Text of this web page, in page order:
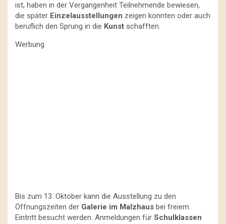
ist, haben in der Vergangenheit Teilnehmende bewiesen,
die später Einzelausstellungen zeigen konnten oder auch
beruflich den Sprung in die Kunst schafften.
Werbung
Bis zum 13. Oktober kann die Ausstellung zu den
Öffnungszeiten der Galerie im Malzhaus bei freiem
Eintritt besucht werden. Anmeldungen für Schulklassen